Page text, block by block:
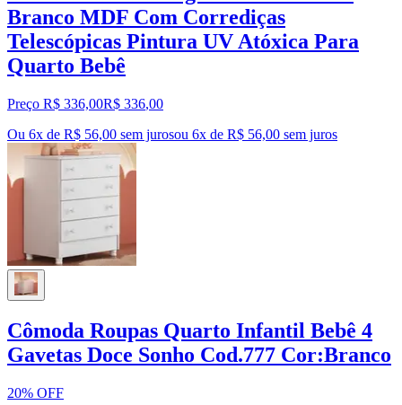
Branco MDF Com Corrediças
Telescópicas Pintura UV Atóxica Para
Quarto Bebê
Preço R$ 336,00R$ 336,00
Ou 6x de R$ 56,00 sem jurosou 6x de R$ 56,00 sem juros
Cômoda Roupas Quarto Infantil Bebê 4
Gavetas Doce Sonho Cod.777 Cor:Branco
20% OFF